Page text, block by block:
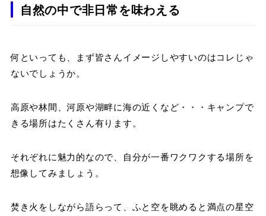
自然の中で非日常を味わえる
何といっても、まず皆さんイメージしやすいのはコレじゃ
ないでしょうか。
高原や林間、河原や湖畔に海の近くなど・・・キャンプで
きる場所はたくさん有ります。
それぞれに魅力的なので、自分が一番ワクワクする場所を
想像してみましょう。
焚き火をしながら語らって、ふと空を眺めると満点の星空